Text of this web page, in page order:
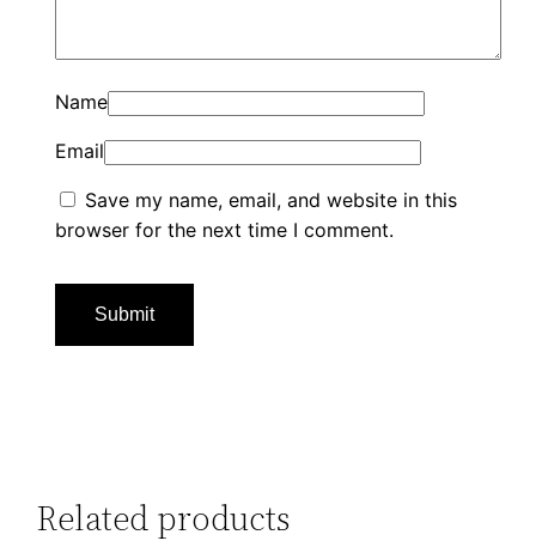
Name
Email
Save my name, email, and website in this
browser for the next time I comment.
Related products